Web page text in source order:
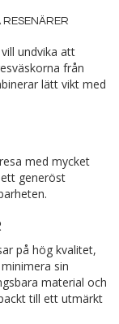
RESENÄRER
undvika att
från
lätt vikt med
med mycket
generöst
på hög kvalitet,
sin
material och
till ett utmärkt